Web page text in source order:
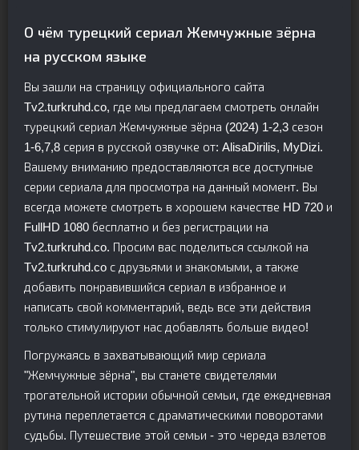
О чём турецкий сериал Жемчужные зёрна
на русском языке
Вы зашли на страницу официального сайта
Tv2.turkruhd.co, где мы предлагаем смотреть онлайн
турецкий сериал Жемчужные зёрна (2024) 1-2,3 сезон
1-6,7,8 серия в русской озвучке от: AlisaDirilis, MyDizi.
Вашему вниманию предоставляются все доступные
серии сериала для просмотра на данный момент. Вы
всегда можете смотреть в хорошем качестве HD 720 и
FullHD 1080 бесплатно и без регистрации на
Tv2.turkruhd.co. Просим вас поделиться ссылкой на
Tv2.turkruhd.co с друзьями и знакомыми, а также
добавить понравившийся сериал в избранное и
написать свой комментарий, ведь все эти действия
только стимулируют нас добавлять больше видео!
Погружаясь в захватывающий мир сериала
"Жемчужные зёрна", вы станете свидетелями
трогательной истории обычной семьи, где ежедневная
рутина переплетается с драматическими поворотами
судьбы. Путешествие этой семьи - это череда взлетов